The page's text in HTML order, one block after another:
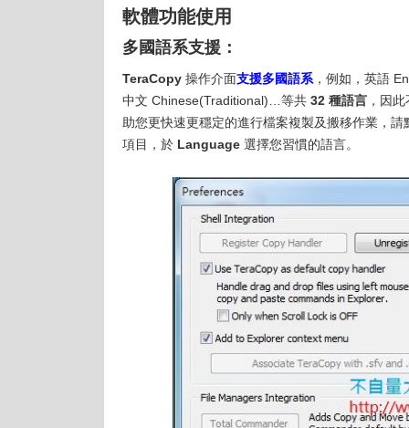
軟體功能使用
多國語系支援：
TeraCopy 操作介面支援多國語系 ，例如，英語
中文 Chinese(Traditional)…等共 32 種語言 ，因
助您更快速更穩定的進行檔案複製及搬移作業，
項目，於 Language 選擇您習慣的語言。